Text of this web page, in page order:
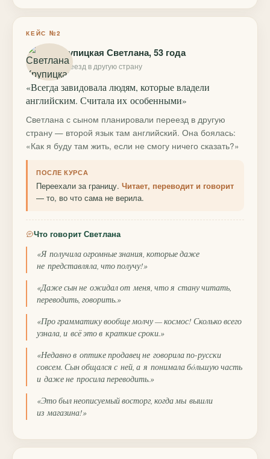
КЕЙС №2
Крупицкая Светлана, 53 года
переезд в другую страну
«Всегда завидовала людям, которые владели
английским. Считала их особенными»
Светлана с сыном планировали переезд в другую
страну — второй язык там английский. Она боялась:
«Как я буду там жить, если не смогу ничего сказать?»
ПОСЛЕ КУРСА
Переехали за границу. Читает, переводит и говорит
— то, во что сама не верила.
Что говорит Светлана
«Я получила огромные знания, которые даже
не представляла, что получу!»
«Даже сын не ожидал от меня, что я стану читать,
переводить, говорить.»
«Про грамматику вообще молчу — космос! Сколько всего
узнала, и всё это в краткие сроки.»
«Недавно в оптике продавец не говорила по-русски
совсем. Сын общался с ней, а я понимала бóльшую часть
и даже не просила переводить.»
«Это был неописуемый восторг, когда мы вышли
из магазина!»